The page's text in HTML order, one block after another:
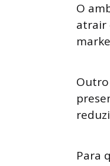
O
atrair
Para